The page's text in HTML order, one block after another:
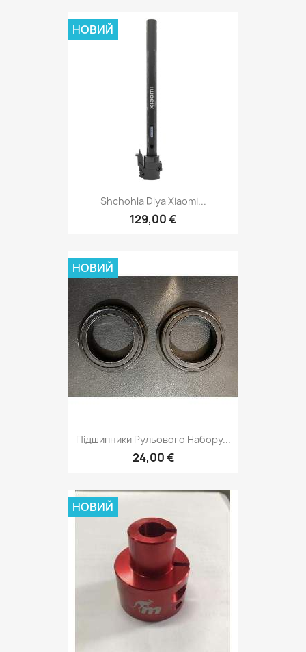
Shchohla Dlya Xiaomi...
129,00 €
НОВИЙ
Підшипники Рульового Набору...
24,00 €
НОВИЙ
НОВИЙ